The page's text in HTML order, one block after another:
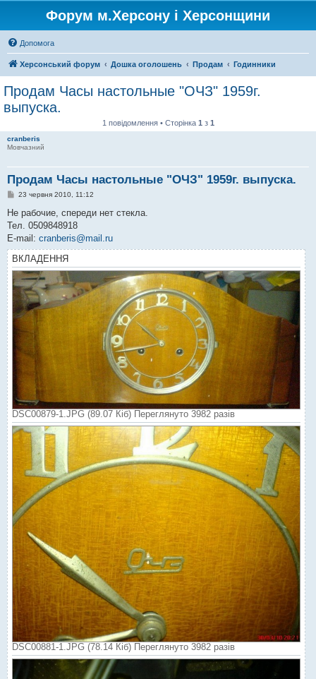
Форум м.Херсону і Херсонщини
Допомога
Херсонський форум Дошка оголошень Продам Годинники
Продам Часы настольные "ОЧЗ" 1959г.
выпуска.
1 повідомлення • Сторінка 1 з 1
cranberis
Мовчазний
Продам Часы настольные "ОЧЗ" 1959г. выпуска.
П
в
д
о
е
н
н
я
23 червня 2010, 11:12
Не рабочие, спереди нет стекла.
Тел. 0509848918
E-mail: cranberis@mail.ru
ВКЛАДЕННЯ
DSC00879-1.JPG (89.07 Кіб) Переглянуто 3982 разів
DSC00881-1.JPG (78.14 Кіб) Переглянуто 3982 разів